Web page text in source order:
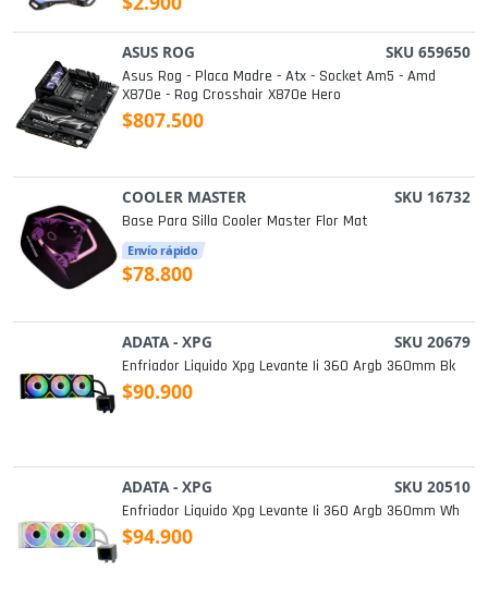
ASUS ROG SKU 659650
Asus Rog - Placa Madre - Atx - Socket Am5 - Amd
X870e - Rog Crosshair X870e Hero
$807.500
COOLER MASTER SKU 16732
Base Para Silla Cooler Master Flor Mat
Envío rápido
$78.800
ADATA - XPG SKU 20679
Enfriador Liquido Xpg Levante Ii 360 Argb 360mm Bk
$90.900
ADATA - XPG SKU 20510
Enfriador Liquido Xpg Levante Ii 360 Argb 360mm Wh
$94.900